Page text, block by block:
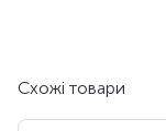
Схожі товари